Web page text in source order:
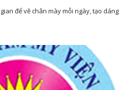
để vẽ chân mày mỗi ngày, tạo dáng